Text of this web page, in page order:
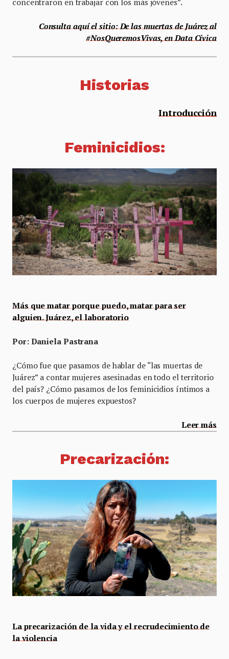
concentraron en trabajar con los más jóvenes”.
Consulta aquí el sitio: De las muertas de Juárez al
#NosQueremosVivas, en Data Cívica
Historias
Introducción
Feminicidios:
Más que matar porque puedo, matar para ser
alguien. Juárez, el laboratorio
Por: Daniela Pastrana
¿Cómo fue que pasamos de hablar de “las muertas de
Juárez” a contar mujeres asesinadas en todo el territorio
del país? ¿Cómo pasamos de los feminicidios íntimos a
los cuerpos de mujeres expuestos?
Leer más
Precarización:
La precarización de la vida y el recrudecimiento de
la violencia